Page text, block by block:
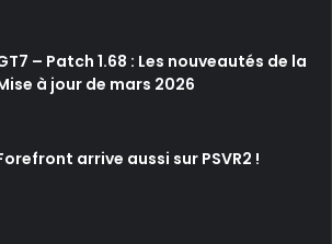
– Patch 1.68 : Les nouveautés de la
à jour de mars 2026
arrive aussi sur PSVR2 !